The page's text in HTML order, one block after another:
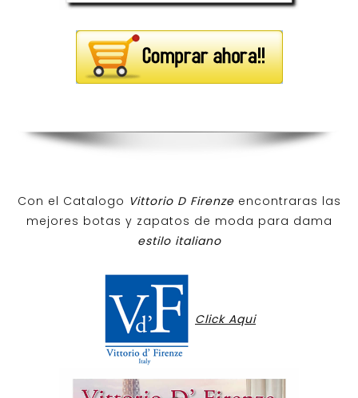
Con el Catalogo Vittorio D Firenzeencontraras las
mejores botas y zapatos de moda para dama
estilo italiano
Click Aqui